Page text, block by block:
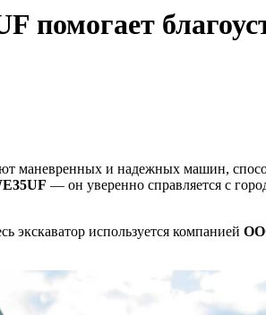
помогает
маневренных и надежных машин,
— он уверенно справляется с
используется компанией